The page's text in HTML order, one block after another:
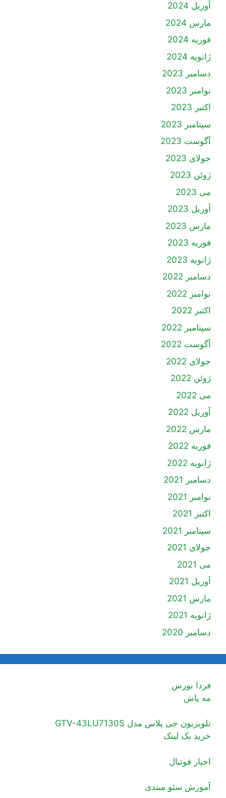
آوریل 2024
مارس 2024
فوریه 2024
ژانویه 2024
دسامبر 2023
نوامبر 2023
اکتبر 2023
سپتامبر 2023
آگوست 2023
جولای 2023
ژوئن 2023
می 2023
آوریل 2023
مارس 2023
فوریه 2023
ژانویه 2023
دسامبر 2022
نوامبر 2022
اکتبر 2022
سپتامبر 2022
آگوست 2022
جولای 2022
ژوئن 2022
می 2022
آوریل 2022
مارس 2022
فوریه 2022
ژانویه 2022
دسامبر 2021
نوامبر 2021
اکتبر 2021
سپتامبر 2021
جولای 2021
می 2021
آوریل 2021
مارس 2021
ژانویه 2021
دسامبر 2020
فردا بورس
مه پاش
تلویزیون جی پلاس مدل GTV-43LU7130S
خرید بک لینک
اخبار فوتبال
آموزش سئو مبتدی